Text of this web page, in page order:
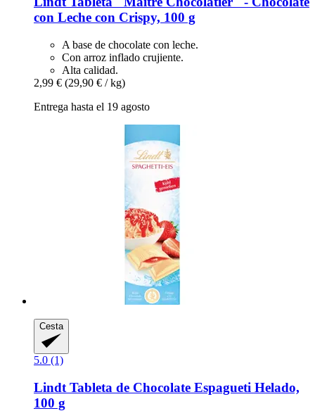
con Leche con Crispy, 100 g
A base de chocolate con leche.
Con arroz inflado crujiente.
Alta calidad.
2,99 € (29,90 € / kg)
Entrega hasta el 19 agosto
Cesta
5.0 (1)
Lindt Tableta de Chocolate Espagueti Helado,
100 g